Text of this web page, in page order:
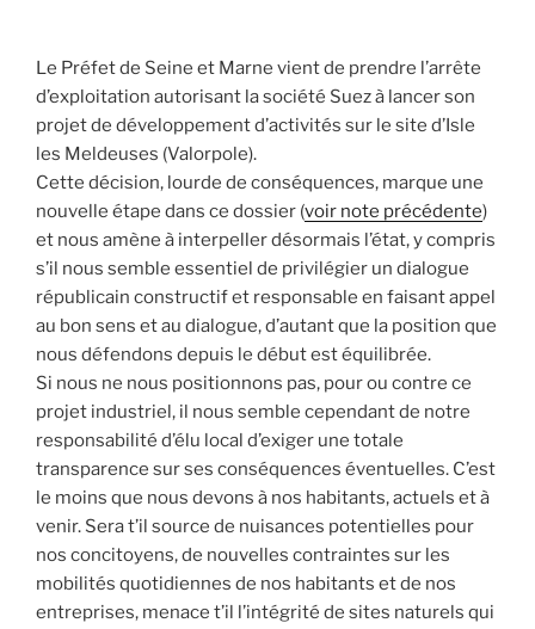
Le Préfet de Seine et Marne vient de prendre l’arrête
d’exploitation autorisant la société Suez à lancer son
projet de développement d’activités sur le site d’Isle
les Meldeuses (Valorpole).
Cette décision, lourde de conséquences, marque une
nouvelle étape dans ce dossier (voir note précédente)
et nous amène à interpeller désormais l’état, y compris
s’il nous semble essentiel de privilégier un dialogue
républicain constructif et responsable en faisant appel
au bon sens et au dialogue, d’autant que la position que
nous défendons depuis le début est équilibrée.
Si nous ne nous positionnons pas, pour ou contre ce
projet industriel, il nous semble cependant de notre
responsabilité d’élu local d’exiger une totale
transparence sur ses conséquences éventuelles. C’est
le moins que nous devons à nos habitants, actuels et à
venir. Sera t’il source de nuisances potentielles pour
nos concitoyens, de nouvelles contraintes sur les
mobilités quotidiennes de nos habitants et de nos
entreprises, menace t’il l’intégrité de sites naturels qui